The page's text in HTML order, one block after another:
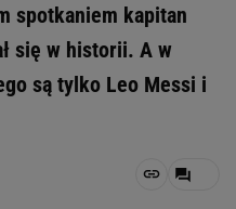
spotkaniem kapitan
się w historii. A w
są tylko Leo Messi i